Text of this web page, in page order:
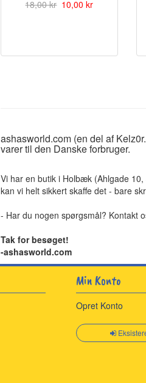
18,00 kr 10,00 kr
ashasworld.com (en del af
varer til den Danske forbruger.
Vi har en butik i Holbæk (Ahlgade
kan vi helt sikkert skaffe det - bare
- Har du nogen spørgsmål? Kontakt
Tak for besøget!
-ashasworld.com
Min Konto
Opret Konto